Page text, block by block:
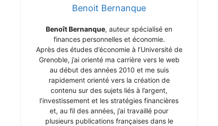
Benoit Bernanque
Benoît Bernanque, auteur spécialisé en
finances personnelles et économie.
Après des études d’économie à l’Université de
Grenoble, j’ai orienté ma carrière vers le web
au début des années 2010 et me suis
rapidement orienté vers la création de
contenu sur des sujets liés à l’argent,
l’investissement et les stratégies financières
et, au fil des années, j’ai travaillé pour
plusieurs publications françaises dans le